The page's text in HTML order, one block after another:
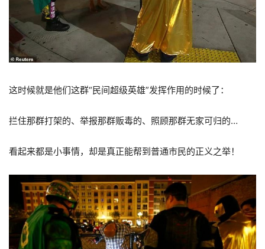
这时候就是他们这群“民间超级英雄”发挥作用的时候了：
拦住那群打架的、举报那群贩毒的、照顾那群无家可归的…
看起来都是小事情，却是真正能帮到普通市民的正义之举！